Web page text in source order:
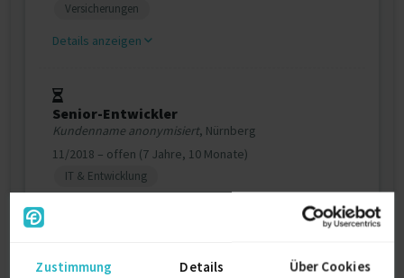
Zustimmung Details Über Cookies
Versicherungen
Details anzeigen
Senior-Entwickler
Kundenname anonymisiert, Nürnberg
11/2018 – offen (7 Jahre, 10 Monate)
IT & Entwicklung
Weitere Projekt‐ & Berufserfahrung anzeigen